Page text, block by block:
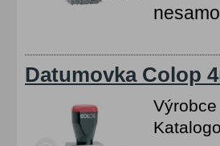
Datumovka Colop